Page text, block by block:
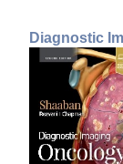
Diagnostic